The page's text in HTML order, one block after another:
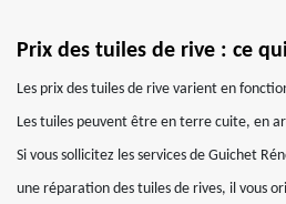
Prix des tuiles de rive : ce
Les prix des tuiles de rive varient en
Les tuiles peuvent être en terre cuite, en
Si vous sollicitez les services de Guichet
une réparation des tuiles de rives, il vous